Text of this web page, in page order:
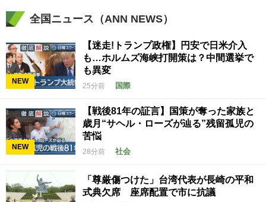
全国ニュース（ANN NEWS）
NEW
【迷走!トランプ政権】円安で日米介入
も…ホルムズ海峡打開策は？中間選挙で
も異変
25分前 国際
NEW
【戦後81年の証言】国策が奪った家族と
歳月“サヘル・ローズが辿る”残留孤児の
苦悩
28分前 社会
「尊厳傷つけた」台湾代表が長崎の平和
式典欠席 座席配置で市に抗議